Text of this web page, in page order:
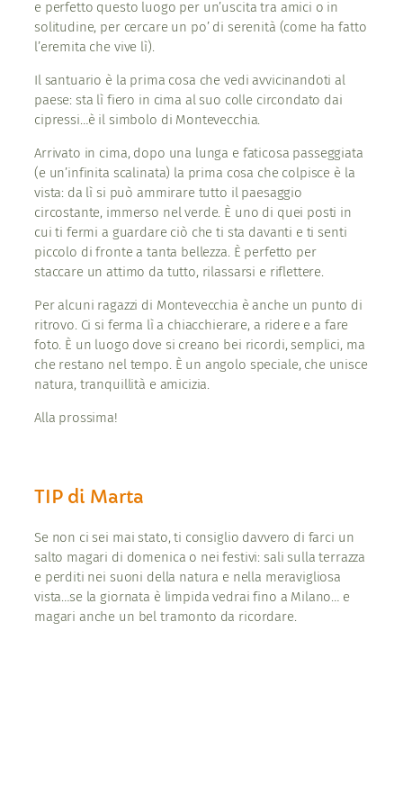
e perfetto questo luogo per un’uscita tra amici o in
solitudine, per cercare un po’ di serenità (come ha fatto
l’eremita che vive lì).
Il santuario è la prima cosa che vedi avvicinandoti al
paese: sta lì fiero in cima al suo colle circondato dai
cipressi…è il simbolo di Montevecchia.
Arrivato in cima, dopo una lunga e faticosa passeggiata
(e un’infinita scalinata) la prima cosa che colpisce è la
vista: da lì si può ammirare tutto il paesaggio
circostante, immerso nel verde. È uno di quei posti in
cui ti fermi a guardare ciò che ti sta davanti e ti senti
piccolo di fronte a tanta bellezza. È perfetto per
staccare un attimo da tutto, rilassarsi e riflettere.
Per alcuni ragazzi di Montevecchia è anche un punto di
ritrovo. Ci si ferma lì a chiacchierare, a ridere e a fare
foto. È un luogo dove si creano bei ricordi, semplici, ma
che restano nel tempo. È un angolo speciale, che unisce
natura, tranquillità e amicizia.
Alla prossima!
TIP di Marta
Se non ci sei mai stato, ti consiglio davvero di farci un
salto magari di domenica o nei festivi: sali sulla terrazza
e perditi nei suoni della natura e nella meravigliosa
vista…se la giornata è limpida vedrai fino a Milano… e
magari anche un bel tramonto da ricordare.